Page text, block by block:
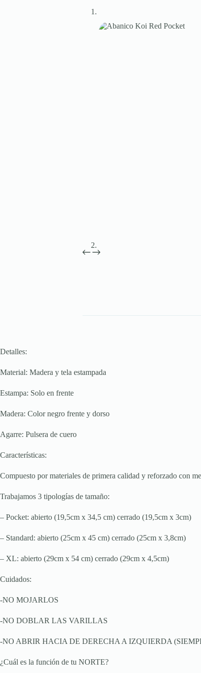
Detalles:
Material: Madera y tela estampada
Estampa: Solo en frente
Madera: Color negro frente y dorso
Agarre: Pulsera de cuero
Características:
Compuesto por materiales de primera calidad y reforzado con
Trabajamos 3 tipologías de tamaño:
– Pocket: abierto (19,5cm x 34,5 cm) cerrado (19,5cm x 3cm)
– Standard: abierto (25cm x 45 cm) cerrado (25cm x 3,8cm)
– XL: abierto (29cm x 54 cm) cerrado (29cm x 4,5cm)
Cuidados:
-NO MOJARLOS
-NO DOBLAR LAS VARILLAS
-NO ABRIR HACIA DE DERECHA A IZQUIERDA
¿Cuál es la función de tu NORTE?